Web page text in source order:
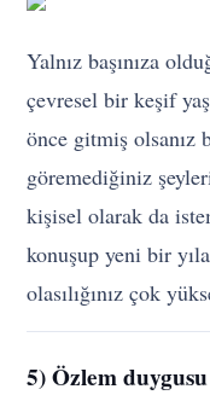
Yalnız başınıza
çevresel bir keşif
önce gitmiş olsanız
göremediğiniz
kişisel olarak da
konuşup yeni bir
olasılığınız çok
5) Özlem duygusu